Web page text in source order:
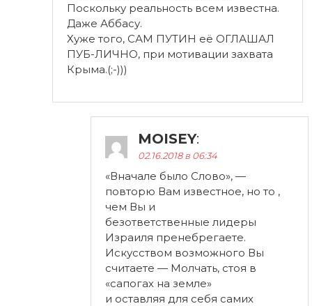
Поскольку реальность всем известна.
Даже Аббасу.
Хуже того, САМ ПУТИН её ОГЛАШАЛ
ПУБ-ЛИЧНО, при мотивации захвата
Крыма.(;-)))
MOISEY:
02.16.2018 в 06:34
«Вначале было Слово», —
повторю Вам известное, но то ,
чем Вы и
безответственные лидеры
Израиля пренебрегаете.
Искусством возможного Вы
считаете — Молчать, стоя в
«сапогах на земле»
и оставляя для себя самих